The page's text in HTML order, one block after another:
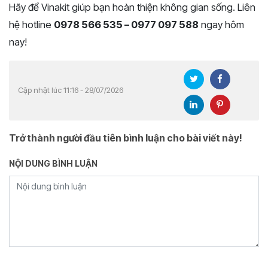
Hãy để Vinakit giúp bạn hoàn thiện không gian sống. Liên
hệ hotline 0978 566 535 – 0977 097 588 ngay hôm
nay!
Cập nhật lúc 11:16 - 28/07/2026
Trở thành người đầu tiên bình luận cho bài viết này!
NỘI DUNG BÌNH LUẬN